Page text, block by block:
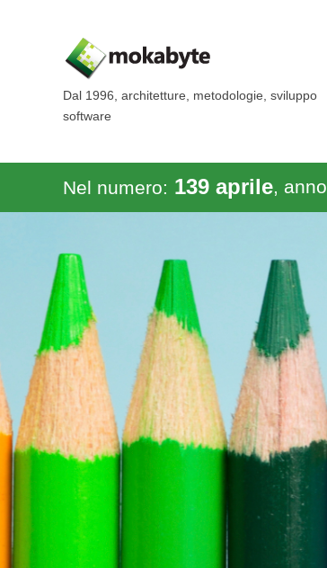
Dal 1996, architetture, metodologie, sviluppo
software
Nel numero: 139 aprile, anno